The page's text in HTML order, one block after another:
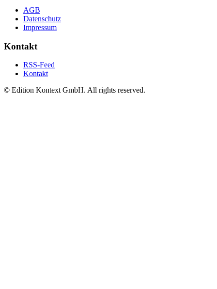
AGB
Datenschutz
Impressum
Kontakt
RSS-Feed
Kontakt
© Edition Kontext GmbH. All rights reserved.